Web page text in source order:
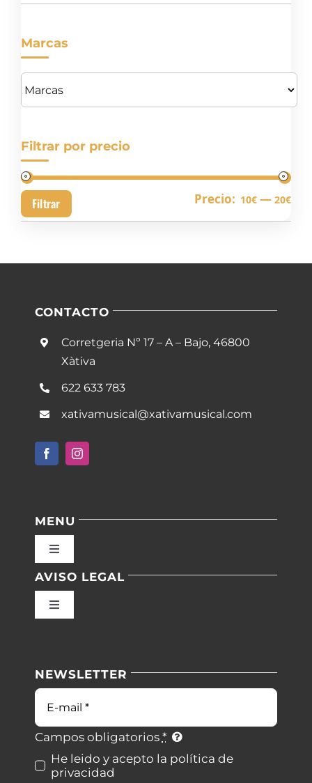
Marcas
Filtrar por precio
Filtrar Precio: 10€ — 20€
CONTACTO
Corretgeria Nº 17 – A – Bajo, 46800
Xàtiva
622 633 783
xativamusical@xativamusical.com
MENU
Toggle
Inicio
Blog
Contacto
AVISO LEGAL
Toggle
Condiciones de uso
Ley de cookies
Desistimiento
NEWSLETTER
Correo
electrónico
Campos obligatorios *
He leido y acepto la política de
privacidad